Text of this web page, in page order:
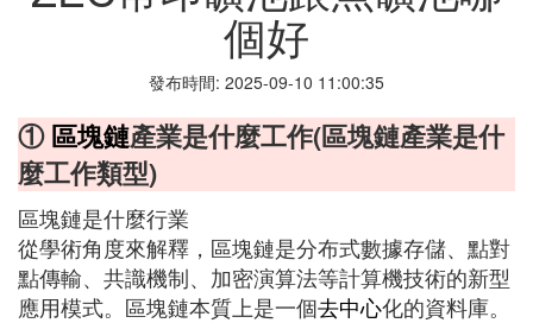
個好
發布時間: 2025-09-10 11:00:35
①區塊鏈產業是什麼工作(區塊鏈產業是什
麼工作類型)
區塊鏈是什麼行業
從學術角度來解釋，區塊鏈是分布式數據存儲、點對
點傳輸、共識機制、加密演算法等計算機技術的新型
應用模式。區塊鏈本質上是一個去中心化的資料庫。